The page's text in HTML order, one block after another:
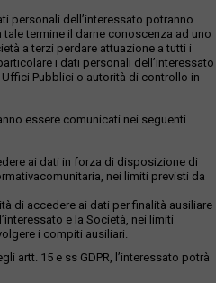
personali dell’interessato potranno
termine il darne conoscenza ad uno
a terzi perdare attuazione a tutti i
i dati personali dell’interessato
Pubblici o autorità di controllo in
essere comunicati nei seguenti
ai dati in forza di disposizione di
nei limiti previsti da
di accedere ai dati per finalità ausiliare
e la Società, nei limiti
i compiti ausiliari.
artt. 15 e ss GDPR, l’interessato potrà